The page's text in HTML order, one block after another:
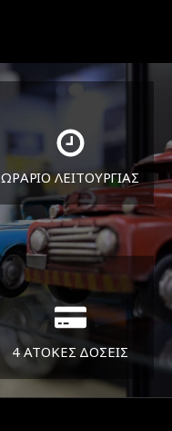
ΩΡΑΡΙΟ ΛΕΙΤΟΥΡΓΙΑΣ
ΔΕΥ-ΠΑΡ 8:30-17:30
ΣΑΒ 8:30-13:30
4 ΑΤΟΚΕΣ ΔΟΣΕΙΣ